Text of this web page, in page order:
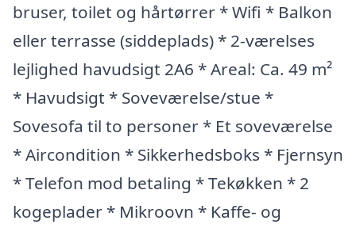
bruser, toilet og hårtørrer * Wifi * Balkon
eller terrasse (siddeplads) * 2-værelses
lejlighed havudsigt 2A6 * Areal: Ca. 49 m²
* Havudsigt * Soveværelse/stue *
Sovesofa til to personer * Et soveværelse
* Aircondition * Sikkerhedsboks * Fjernsyn
* Telefon mod betaling * Tekøkken * 2
kogeplader * Mikroovn * Kaffe- og